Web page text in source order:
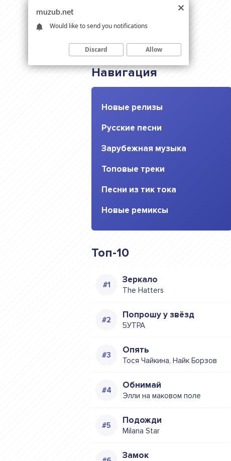
Навигация
Новые релизы
Русские песни
Зарубежная музыка
Топовые треки
Песни из тик тока
Новые ремиксы
Топ-10
Зеркало
The Hatters
Попрошу у звёзд
5УТРА
Опять
Тося Чайкина, Найк Борзов
Обнимай
Элли на маковом поле
Подожди
Milana Star
Замок
muzub.net
Would like to send you notifications
Discard Allow